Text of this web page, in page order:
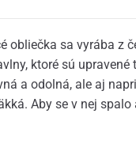
obliečka sa vyrába z
ktoré sú upravené
a odolná, ale aj
Aby se v nej spalo